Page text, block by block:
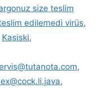
size teslim
edilemedi virüs,
Kasiski,
,
,